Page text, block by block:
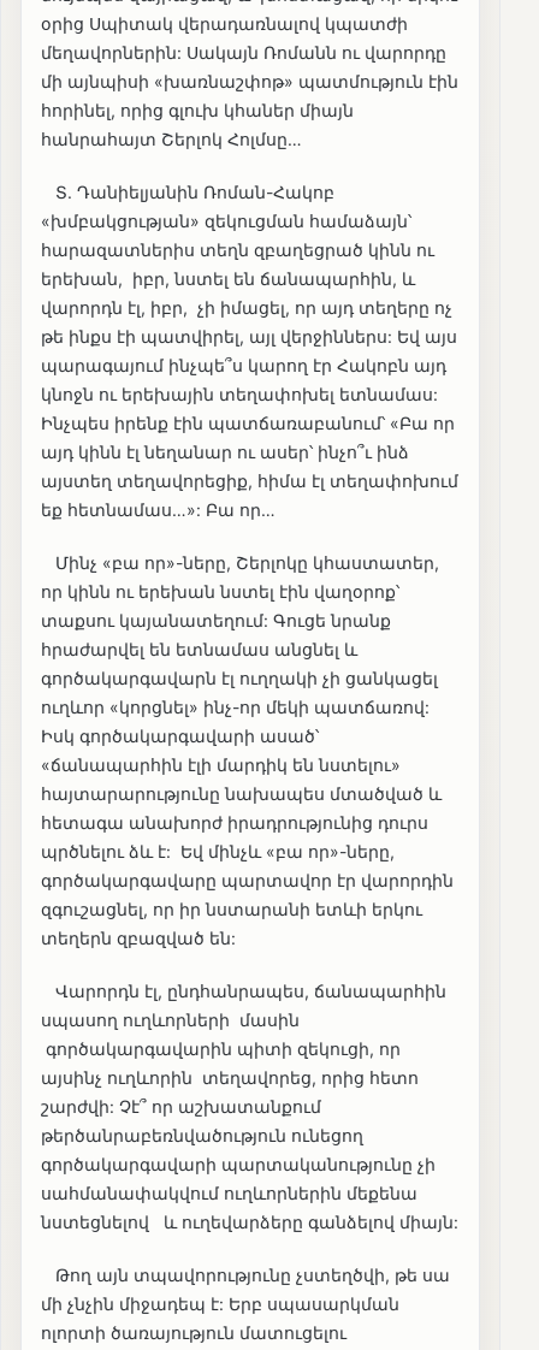
օրից Սպիտակ վերադառնալով կպատժի
մեղավորներին: Սակայն Ռոմանն ու վարորդը
մի այնպիսի «խառնաշփոթ» պատմություն էին
հորինել, որից գլուխ կհաներ միայն
հանրահայտ Շերլոկ Հոլմսը…
Տ. Դանիելյանին Ռոման-Հակոբ
«խմբակցության» զեկուցման համաձայն՝
հարազատներիս տեղն զբաղեցրած կինն ու
երեխան, իբր, նստել են ճանապարհին, և
վարորդն էլ, իբր, չի իմացել, որ այդ տեղերը ոչ
թե ինքս էի պատվիրել, այլ վերջիններս: Եվ այս
պարագայում ինչպե՞ս կարող էր Հակոբն այդ
կնոջն ու երեխային տեղափոխել ետնամաս:
Ինչպես իրենք էին պատճառաբանում՝ «Բա որ
այդ կինն էլ նեղանար ու ասեր՝ ինչո՞ւ ինձ
այստեղ տեղավորեցիք, հիմա էլ տեղափոխում
եք հետնամաս…»: Բա որ…
Մինչ «բա որ»-ները, Շերլոկը կհաստատեր,
որ կինն ու երեխան նստել էին վաղօրոք՝
տաքսու կայանատեղում: Գուցե նրանք
հրաժարվել են ետնամաս անցնել և
գործակարգավարն էլ ուղղակի չի ցանկացել
ուղևոր «կորցնել» ինչ-որ մեկի պատճառով:
Իսկ գործակարգավարի ասած՝
«ճանապարհին էլի մարդիկ են նստելու»
հայտարարությունը նախապես մտածված և
հետագա անախորժ իրադրությունից դուրս
պրծնելու ձև է: Եվ մինչև «բա որ»-ները,
գործակարգավարը պարտավոր էր վարորդին
զգուշացնել, որ իր նստարանի ետևի երկու
տեղերն զբազված են:
Վարորդն էլ, ընդհանրապես, ճանապարհին
սպասող ուղևորների մասին
գործակարգավարին պիտի զեկուցի, որ
այսինչ ուղևորին տեղավորեց, որից հետո
շարժվի: Չէ՞ որ աշխատանքում
թերծանրաբեռնվածություն ունեցող
գործակարգավարի պարտականությունը չի
սահմանափակվում ուղևորներին մեքենա
նստեցնելով և ուղեվարձերը գանձելով միայն:
Թող այն տպավորությունը չստեղծվի, թե սա
մի չնչին միջադեպ է: Երբ սպասարկման
ոլորտի ծառայություն մատուցելու